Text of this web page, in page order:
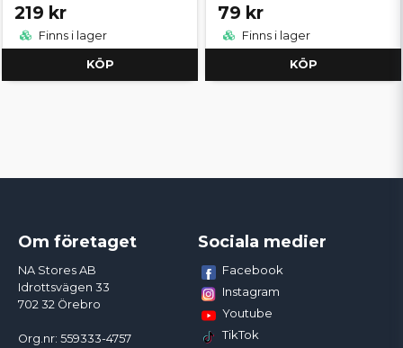
219 kr
Finns i lager
KÖP
79 kr
Finns i lager
KÖP
Om företaget
NA Stores AB
Idrottsvägen 33
702 32 Örebro
Org.nr: 559333-4757
Sociala medier
Facebook
Instagram
Youtube
TikTok